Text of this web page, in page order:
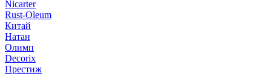
Nicarter
Rust-Oleum
Китай
Натан
Олимп
Decorix
Престиж